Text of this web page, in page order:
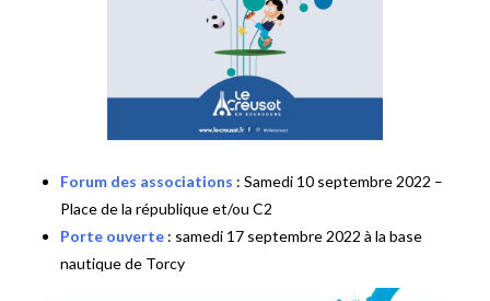
Forum des associations : Samedi 10 septembre 2022 –
Place de la république et/ou C2
Porte ouverte : samedi 17 septembre 2022 à la base
nautique de Torcy